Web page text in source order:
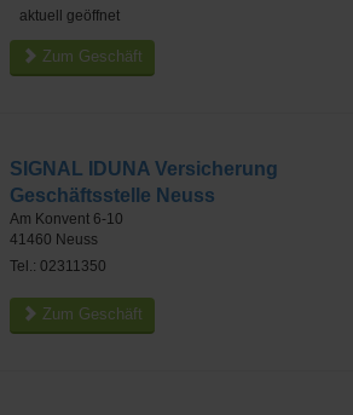
aktuell geöffnet
Zum Geschäft
SIGNAL IDUNA Versicherung
Geschäftsstelle Neuss
Am Konvent 6-10
41460 Neuss
Tel.: 02311350
Zum Geschäft